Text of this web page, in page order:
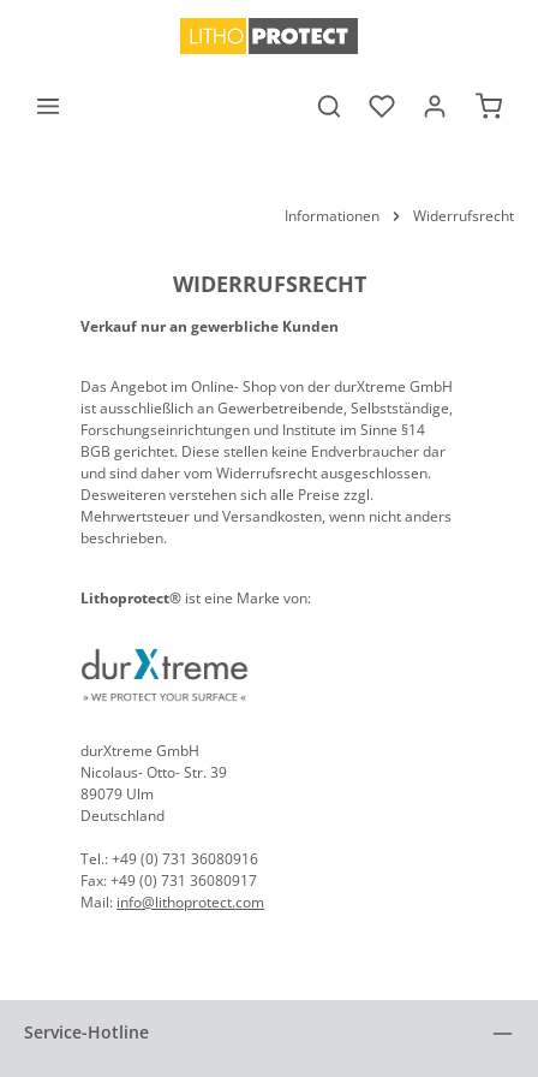
Informationen Widerrufsrecht
WIDERRUFSRECHT
Verkauf nur an gewerbliche Kunden
Das Angebot im Online- Shop von der durXtreme GmbH
ist ausschließlich an Gewerbetreibende, Selbstständige,
Forschungseinrichtungen und Institute im Sinne §14
BGB gerichtet. Diese stellen keine Endverbraucher dar
und sind daher vom Widerrufsrecht ausgeschlossen.
Desweiteren verstehen sich alle Preise zzgl.
Mehrwertsteuer und Versandkosten, wenn nicht anders
beschrieben.
Lithoprotect® ist eine Marke von:
durXtreme GmbH
Nicolaus- Otto- Str. 39
89079 Ulm
Deutschland
Tel.: +49 (0) 731 36080916
Fax: +49 (0) 731 36080917
Mail: info@lithoprotect.com
Service-Hotline